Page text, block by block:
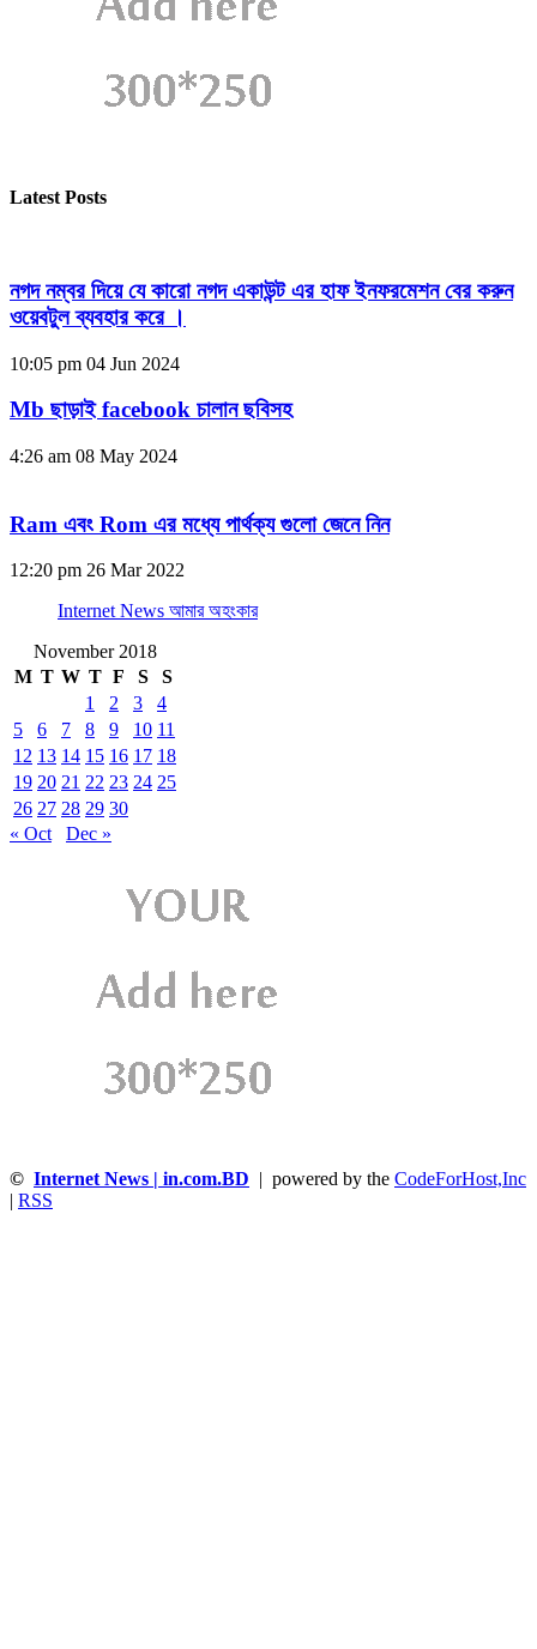
Latest Posts
নগদ নম্বর দিয়ে যে কারো নগদ একাউন্ট এর হাফ ইনফরমেশন বের করুন
ওয়েবটুল ব্যবহার করে ।
10:05 pm 04 Jun 2024
Mb ছাড়াই facebook চালান ছবিসহ
4:26 am 08 May 2024
Ram এবং Rom এর মধ্যে পার্থক্য গুলো জেনে নিন
12:20 pm 26 Mar 2022
Internet News আমার অহংকার
November 2018
M T W T F S
S
1
2 3
4
5
6 7 8 9 10 11
12 13 14 15 16 17 18
19 20 21 22 23 24 25
26 27 28 29 30
« Oct
Dec »
© Internet News | in.com.BD | powered by the CodeForHost,Inc
RSS